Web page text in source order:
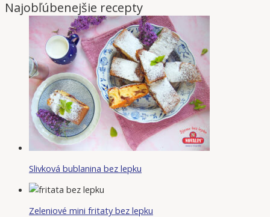
Najobľúbenejšie recepty
Slivková bublanina bez lepku
Zeleniové mini fritaty bez lepku